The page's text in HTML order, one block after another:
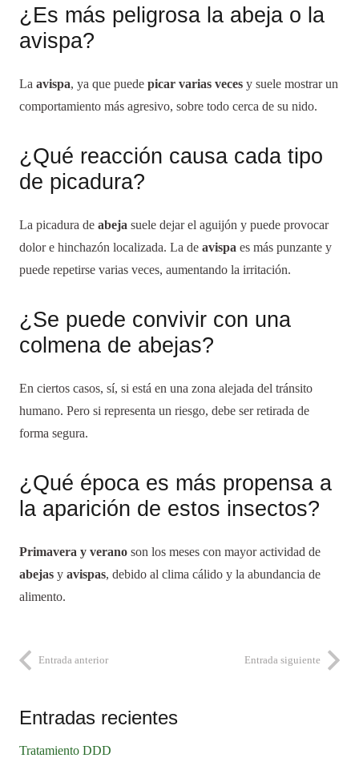
¿Es más peligrosa la abeja o la
avispa?
La avispa, ya que puede picar varias veces y suele mostrar un
comportamiento más agresivo, sobre todo cerca de su nido.
¿Qué reacción causa cada tipo
de picadura?
La picadura de abeja suele dejar el aguijón y puede provocar
dolor e hinchazón localizada. La de avispa es más punzante y
puede repetirse varias veces, aumentando la irritación.
¿Se puede convivir con una
colmena de abejas?
En ciertos casos, sí, si está en una zona alejada del tránsito
humano. Pero si representa un riesgo, debe ser retirada de
forma segura.
¿Qué época es más propensa a
la aparición de estos insectos?
Primavera y verano son los meses con mayor actividad de
abejas y avispas, debido al clima cálido y la abundancia de
alimento.
Entrada anterior Entrada siguiente
Entradas recientes
Tratamiento DDD